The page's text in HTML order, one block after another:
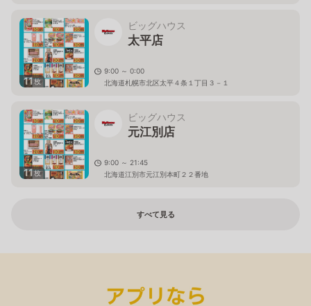
11枚
ビッグハウス
太平店
9:00 ～ 0:00
北海道札幌市北区太平４条１丁目３－１
11枚
ビッグハウス
元江別店
9:00 ～ 21:45
北海道江別市元江別本町２２番地
すべて見る